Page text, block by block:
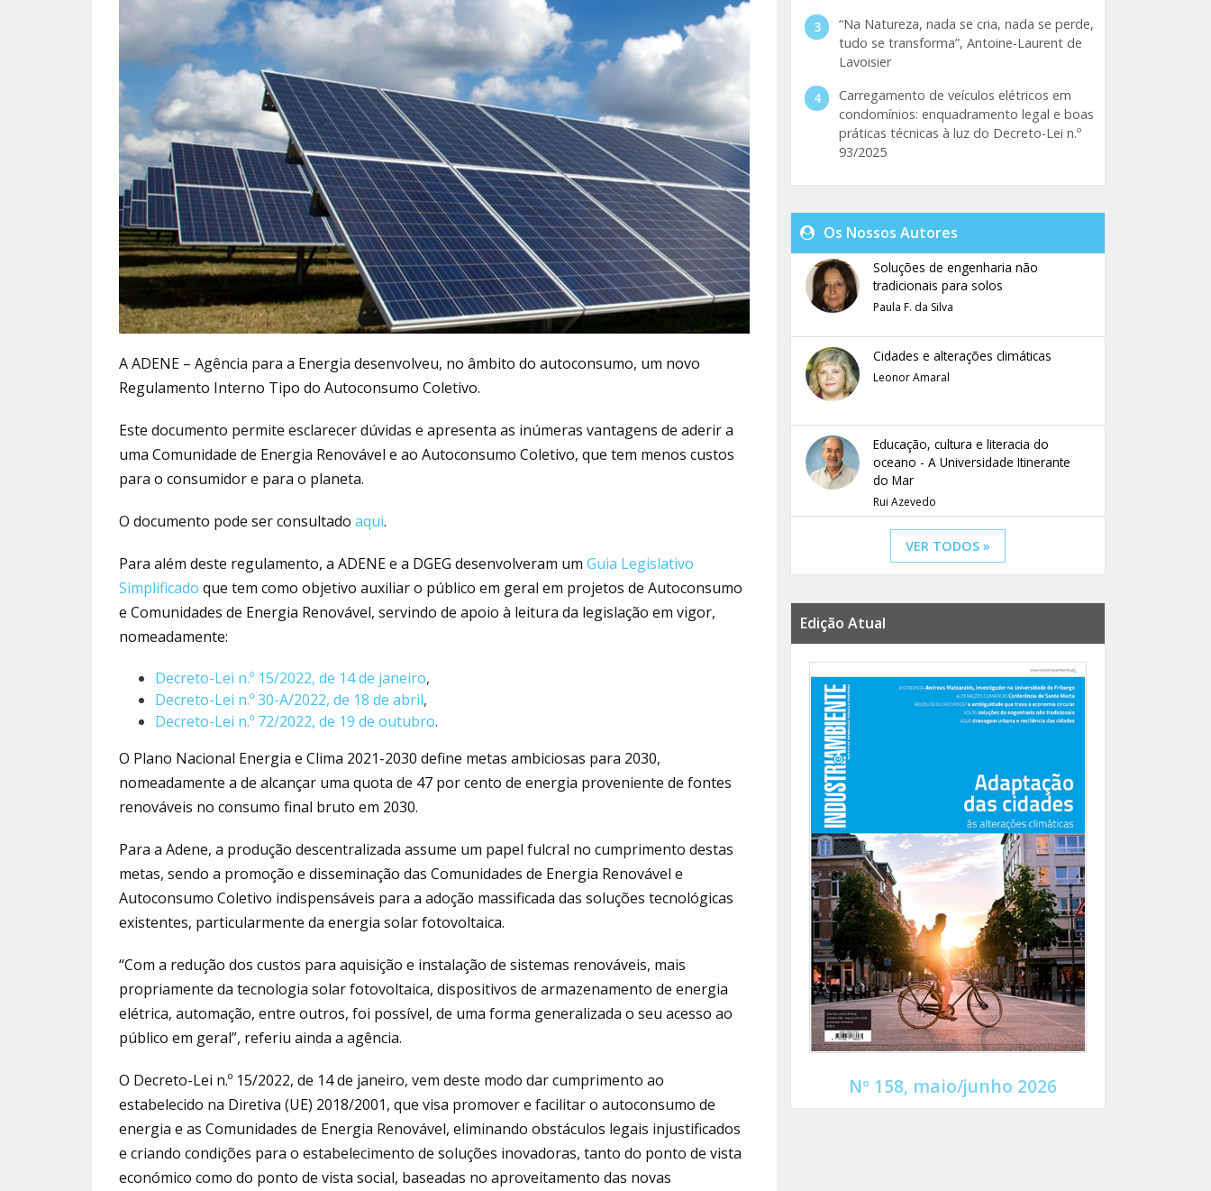
A ADENE – Agência para a Energia desenvolveu, no âmbito do autoconsumo, um novo
Regulamento Interno Tipo do Autoconsumo Coletivo.
Este documento permite esclarecer dúvidas e apresenta as inúmeras vantagens de aderir a
uma Comunidade de Energia Renovável e ao Autoconsumo Coletivo, que tem menos custos
para o consumidor e para o planeta.
O documento pode ser consultado aqui.
Para além deste regulamento, a ADENE e a DGEG desenvolveram um Guia Legislativo
Simplificado que tem como objetivo auxiliar o público em geral em projetos de Autoconsumo
e Comunidades de Energia Renovável, servindo de apoio à leitura da legislação em vigor,
nomeadamente:
Decreto-Lei n.º 15/2022, de 14 de janeiro,
Decreto-Lei n.º 30-A/2022, de 18 de abril,
Decreto-Lei n.º 72/2022, de 19 de outubro.
O Plano Nacional Energia e Clima 2021-2030 define metas ambiciosas para 2030,
nomeadamente a de alcançar uma quota de 47 por cento de energia proveniente de fontes
renováveis no consumo final bruto em 2030.
Para a Adene, a produção descentralizada assume um papel fulcral no cumprimento destas
metas, sendo a promoção e disseminação das Comunidades de Energia Renovável e
Autoconsumo Coletivo indispensáveis para a adoção massificada das soluções tecnológicas
existentes, particularmente da energia solar fotovoltaica.
“Com a redução dos custos para aquisição e instalação de sistemas renováveis, mais
propriamente da tecnologia solar fotovoltaica, dispositivos de armazenamento de energia
elétrica, automação, entre outros, foi possível, de uma forma generalizada o seu acesso ao
público em geral”, referiu ainda a agência.
O Decreto-Lei n.º 15/2022, de 14 de janeiro, vem deste modo dar cumprimento ao
estabelecido na Diretiva (UE) 2018/2001, que visa promover e facilitar o autoconsumo de
energia e as Comunidades de Energia Renovável, eliminando obstáculos legais injustificados
e criando condições para o estabelecimento de soluções inovadoras, tanto do ponto de vista
económico como do ponto de vista social, baseadas no aproveitamento das novas
“Na Natureza, nada se cria, nada se perde,
tudo se transforma”, Antoine-Laurent de
Lavoisier
Carregamento de veículos elétricos em
condomínios: enquadramento legal e boas
práticas técnicas à luz do Decreto-Lei n.º
93/2025
Os Nossos Autores
Soluções de engenharia não
tradicionais para solos
Paula F. da Silva
Cidades e alterações climáticas
Leonor Amaral
Educação, cultura e literacia do
oceano - A Universidade Itinerante
do Mar
Rui Azevedo
VER TODOS »
Edição Atual
Nº 158, maio/junho 2026